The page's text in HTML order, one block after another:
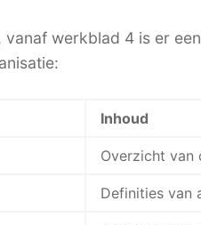
werkblad 4 is er
Inhoud
Overzicht van
Definities van